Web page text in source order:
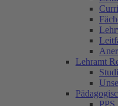
Lehramt